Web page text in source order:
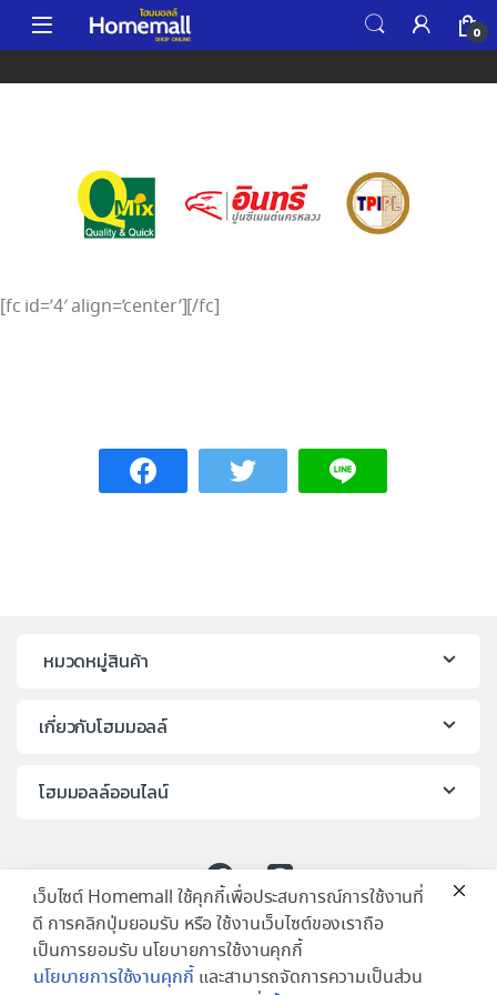
0
[fc id=’4′ align=’center’][/fc]
หมวดหมู่สินค้า
เกี่ยวกับโฮมมอลล์
โฮมมอลล์ออนไลน์
เว็บไซต์ Homemall ใช้คุกกี้เพื่อประสบการณ์การใช้งานที่
ดี การคลิกปุ่มยอมรับ หรือ ใช้งานเว็บไซต์ของเราถือ
เป็นการยอมรับ นโยบายการใช้งานคุกกี้
นโยบายการใช้งานคุกกี้ และสามารถจัดการความเป็นส่วน